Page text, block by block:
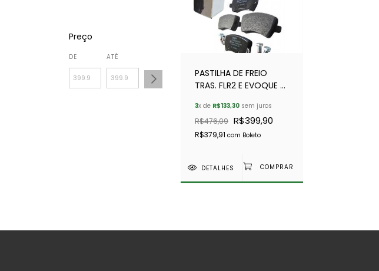
Preço
DE ATÉ
PASTILHA DE FREIO
TRAS. FLR2 E EVOQUE -
3x de R$133,30 sem juros
R$476,09 R$399,90
R$379,91 com Boleto
DETALHES